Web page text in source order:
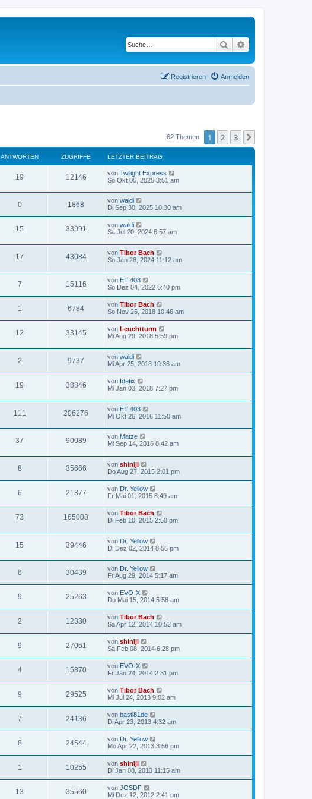
Suche
Anmelden
Registrieren
62 Themen 1 2 3
ANTWORTEN ZUGRIFFE LETZTER BEITRAG
19 12146 von Twilight Express
So Okt 05, 2025 3:51 am
0 1868 von waldi
Di Sep 30, 2025 10:30 am
15 33991 von waldi
Sa Jul 20, 2024 6:57 am
17 43084 von Tibor Bach
So Jan 28, 2024 11:12 am
7 15116 von ET 403
So Dez 04, 2022 6:40 pm
1 6784 von Tibor Bach
So Nov 25, 2018 10:46 am
12 33145 von Leuchtturm
Mi Aug 29, 2018 5:59 pm
2 9737 von waldi
Mi Apr 25, 2018 10:36 am
19 38846 von Idefix
Mi Jan 03, 2018 7:27 pm
111 206276 von ET 403
Mi Okt 26, 2016 11:50 am
37 90089 von Matze
Mi Sep 14, 2016 8:42 am
8 35666 von shiniji
Do Aug 27, 2015 2:01 pm
6 21377 von Dr. Yellow
Fr Mai 01, 2015 8:49 am
73 165003 von Tibor Bach
Di Feb 10, 2015 2:50 pm
15 39446 von Dr. Yellow
Di Dez 02, 2014 8:55 pm
8 30439 von Dr. Yellow
Fr Aug 29, 2014 5:17 am
9 25263 von EVO-X
Do Mai 15, 2014 5:58 am
2 12330 von Tibor Bach
Sa Apr 12, 2014 10:52 am
9 27061 von shiniji
Sa Feb 08, 2014 6:28 pm
4 15870 von EVO-X
Fr Jan 24, 2014 2:31 pm
9 29525 von Tibor Bach
Mi Jul 24, 2013 9:02 am
7 24136 von basti81de
Di Apr 23, 2013 4:32 am
8 24544 von Dr. Yellow
Mo Apr 22, 2013 3:56 pm
1 10255 von shiniji
Di Jan 08, 2013 11:15 am
13 35560 von JGSDF
Mi Dez 12, 2012 2:41 pm